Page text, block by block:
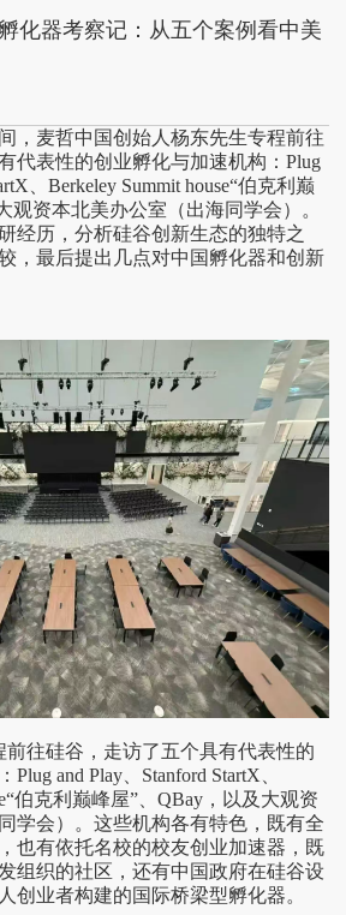
化器考察记：从五个案例看中美
，麦哲中国创始人杨东先生专程前往
代表性的创业孵化与加速机构： Plug
、Berkeley Summit house“伯克利巅
观资本北美办公室（出海同学会）。
经历，分析硅谷创新生态的独特之
，最后提出几点对中国孵化器和创新
前往硅谷，走访了五个具有代表性的
Plug and Play、Stanford StartX、
伯克利巅峰屋”、QBay，以及大观资
学会）。这些机构各有特色，既有全
也有依托名校的校友创业加速器，既
组织的社区，还有中国政府在硅谷设
创业者构建的国际桥梁型孵化器。